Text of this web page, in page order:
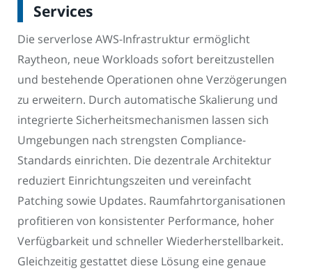
Services
Die serverlose AWS-Infrastruktur ermöglicht
Raytheon, neue Workloads sofort bereitzustellen
und bestehende Operationen ohne Verzögerungen
zu erweitern. Durch automatische Skalierung und
integrierte Sicherheitsmechanismen lassen sich
Umgebungen nach strengsten Compliance-
Standards einrichten. Die dezentrale Architektur
reduziert Einrichtungszeiten und vereinfacht
Patching sowie Updates. Raumfahrtorganisationen
profitieren von konsistenter Performance, hoher
Verfügbarkeit und schneller Wiederherstellbarkeit.
Gleichzeitig gestattet diese Lösung eine genaue